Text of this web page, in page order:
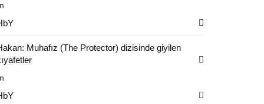
Muhafız (The Protector) dizisinde giyilen